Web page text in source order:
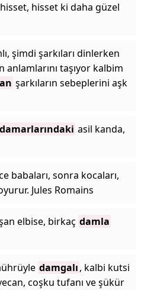
hisset ki daha güzel
şimdi şarkıları dinlerken
taşıyor kalbim
şarkıların sebeplerini aşk
damarlarındaki asil kanda,
babaları, sonra kocaları,
Jules Romains
elbise, birkaç damla
damgalı, kalbi kutsi
coşku tufanı ve şükür